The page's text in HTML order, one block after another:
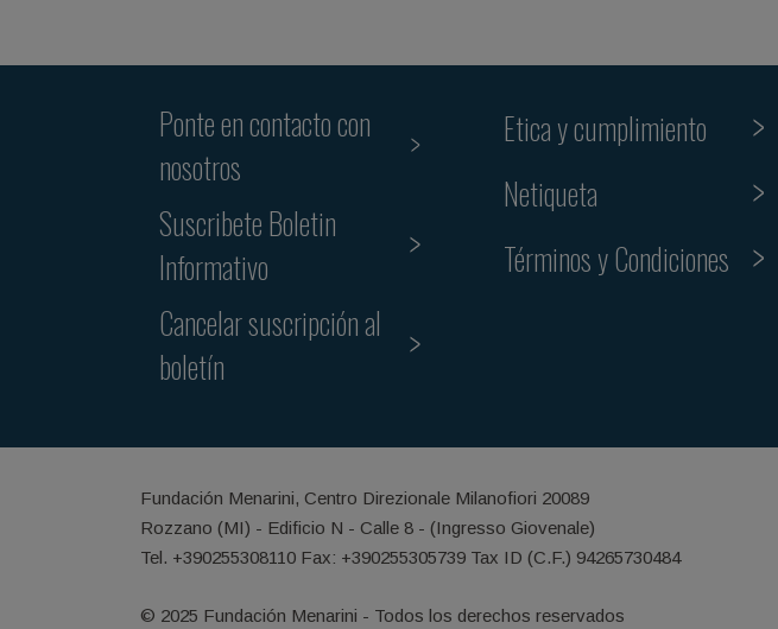
Ponte en contacto con
nosotros
Suscribete Boletin
Informativo
Cancelar suscripción al
boletín
Etica y cumplimiento
Netiqueta
Términos y Condiciones
Fundación Menarini, Centro Direzionale Milanofiori 20089
Rozzano (MI) - Edificio N - Calle 8 - (Ingresso Giovenale)
Tel. +390255308110 Fax: +390255305739 Tax ID (C.F.) 94265730484
© 2025 Fundación Menarini - Todos los derechos reservados